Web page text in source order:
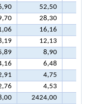
52,50
28,30
16,16
12,13
8,90
6,48
4,75
4,53
2424,00